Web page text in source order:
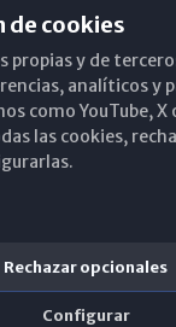
de cookies
propias y de
analíticos y
como YouTube, X
las cookies,
Rechazar opcionales
Configurar